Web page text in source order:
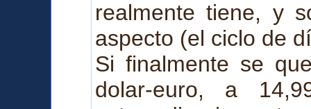
realmente tiene, y
aspecto (el ciclo de
Si finalmente se
dolar-euro, a